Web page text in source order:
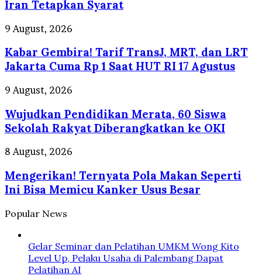
Tuntas,
Iran
Tetapkan
Syarat
Iran Tetapkan Syarat
Kabar
Tarif
TransJ,
MRT,
dan
Jakarta
Cuma
Rp
Saat
RI
17
9 August, 2026
Kabar Gembira! Tarif TransJ, MRT, dan LRT
Jakarta Cuma Rp 1 Saat HUT RI 17 Agustus
Wujudkan
Merata,
60
Siswa
Sekolah
Rakyat
Diberangkatkan
ke
OKI
9 August, 2026
Wujudkan Pendidikan Merata, 60 Siswa
Sekolah Rakyat Diberangkatkan ke OKI
Mengerikan!
Pola
Makan
Seperti
Ini
Bisa
Memicu
Kanker
Besar
8 August, 2026
Mengerikan! Ternyata Pola Makan Seperti
Ini Bisa Memicu Kanker Usus Besar
Popular News
Gelar Seminar dan Pelatihan UMKM Wong Kito
Level Up, Pelaku Usaha di Palembang Dapat
Pelatihan AI